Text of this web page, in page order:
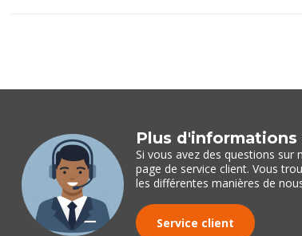
Plus d'informations
Si vous avez des questions
page de service client. Vous
les différentes manières de
Service client